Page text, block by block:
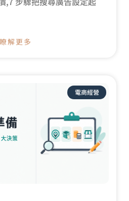
瞭解更多
電商經營